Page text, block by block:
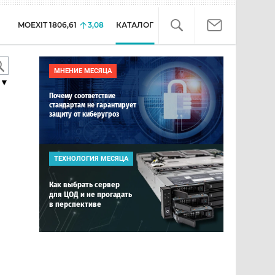
MOEXIT 1806,61 3,08 КАТАЛОГ
МНЕНИЕ МЕСЯЦА
Почему соответствие
стандартам не гарантирует
защиту от киберугроз
ТЕХНОЛОГИЯ МЕСЯЦА
Как выбрать сервер
для ЦОД и не прогадать
в перспективе